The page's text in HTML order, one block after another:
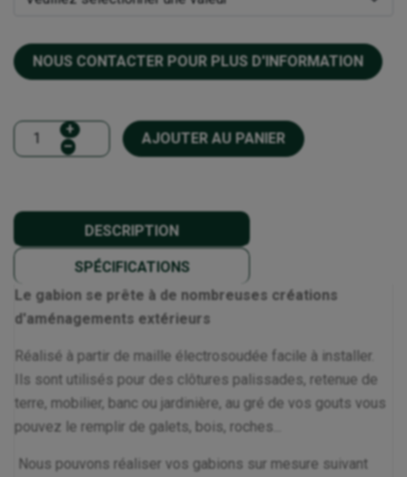
NOUS CONTACTER POUR PLUS D'INFORMATION
+
–
AJOUTER AU PANIER
DESCRIPTION
SPÉCIFICATIONS
Le gabion se prête à de nombreuses créations
d'aménagements extérieurs
Réalisé à partir de maille électrosoudée facile à installer.
Ils sont utilisés pour des clôtures palissades, retenue de
terre, mobilier, banc ou jardinière, au gré de vos gouts vous
pouvez le remplir de galets, bois, roches...
Nous pouvons réaliser vos gabions sur mesure suivant